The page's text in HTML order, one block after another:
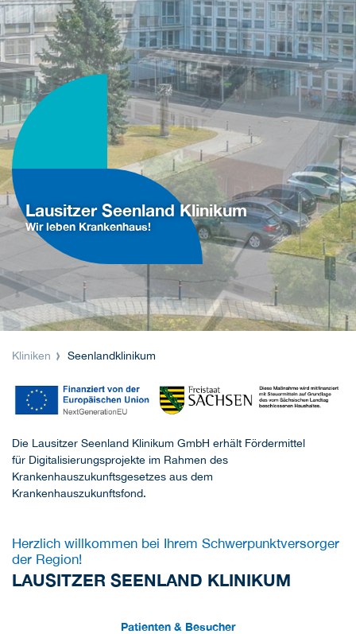
Lausitzer Seenland Klinikum
Wir leben Krankenhaus!
Kliniken Seenlandklinikum
Die Lausitzer Seenland Klinikum GmbH erhält Fördermittel
für Digitalisierungsprojekte im Rahmen des
Krankenhauszukunftsgesetzes aus dem
Krankenhauszukunftsfond.
Herzlich willkommen bei Ihrem Schwerpunktversorger
der Region!
LAUSITZER SEENLAND KLINIKUM
Patienten & Besucher